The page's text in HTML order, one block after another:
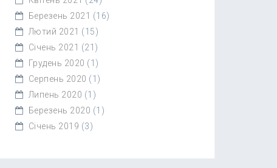
Березень 2021 (16)
Лютий 2021 (15)
Січень 2021 (21)
Грудень 2020 (1)
Серпень 2020 (1)
Липень 2020 (1)
Березень 2020 (1)
Січень 2019 (3)